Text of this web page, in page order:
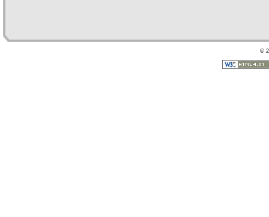
©